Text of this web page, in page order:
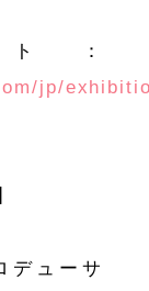
：
jp/
デューサ